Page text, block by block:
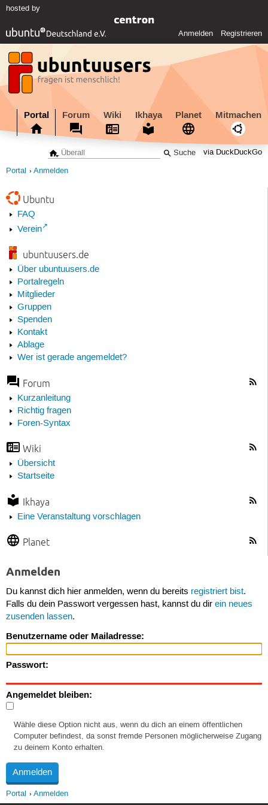
hosted by
Anmelden Registrieren
Portal Forum Wiki Ikhaya Planet Mitmachen
via DuckDuckGo
Portal Anmelden
Ubuntu
FAQ
Verein
ubuntuusers.de
Über ubuntuusers.de
Portalregeln
Mitglieder
Gruppen
Spenden
Kontakt
Ablage
Wer ist gerade angemeldet?
Forum
Kurzanleitung
Richtig fragen
Foren-Syntax
Wiki
Übersicht
Startseite
Ikhaya
Eine Veranstaltung vorschlagen
Planet
Anmelden
Du kannst dich hier anmelden, wenn du bereits registriert bist.
Falls du dein Passwort vergessen hast, kannst du dir ein neues
zusenden lassen.
Benutzername oder Mailadresse:
Passwort:
Angemeldet bleiben:
Wähle diese Option nicht aus, wenn du dich an einem öffentlichen
Computer befindest, da sonst fremde Personen möglicherweise Zugang
zu deinem Konto erhalten.
Portal Anmelden